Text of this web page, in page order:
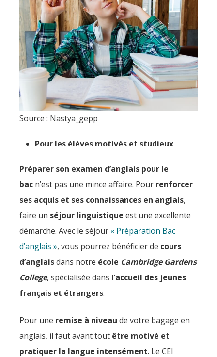
Source : Nastya_gepp
Pour les élèves motivés et studieux
Préparer son examen d’anglais pour le
bac n’est pas une mince affaire. Pour renforcer
ses acquis et ses connaissances en anglais,
faire un séjour linguistique est une excellente
démarche. Avec le séjour « Préparation Bac
d’anglais », vous pourrez bénéficier de cours
d’anglaisdans notre école Cambridge Gardens
College, spécialisée dans l’accueil des jeunes
français et étrangers.
Pour une remise à niveau de votre bagage en
anglais, il faut avant tout être motivé et
pratiquer la langue intensément. Le CEI